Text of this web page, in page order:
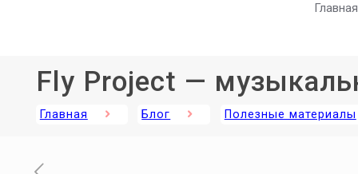
Главная
Fly Project —
Главная Блог Полезные материалы